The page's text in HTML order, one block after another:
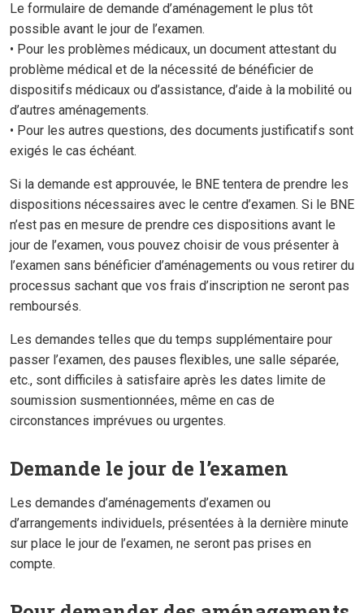
Le formulaire de demande d’aménagement le plus tôt
possible avant le jour de l’examen.
• Pour les problèmes médicaux, un document attestant du
problème médical et de la nécessité de bénéficier de
dispositifs médicaux ou d’assistance, d’aide à la mobilité ou
d’autres aménagements.
• Pour les autres questions, des documents justificatifs sont
exigés le cas échéant.
Si la demande est approuvée, le BNE tentera de prendre les
dispositions nécessaires avec le centre d’examen. Si le BNE
n’est pas en mesure de prendre ces dispositions avant le
jour de l’examen, vous pouvez choisir de vous présenter à
l’examen sans bénéficier d’aménagements ou vous retirer du
processus sachant que vos frais d’inscription ne seront pas
remboursés.
Les demandes telles que du temps supplémentaire pour
passer l’examen, des pauses flexibles, une salle séparée,
etc., sont difficiles à satisfaire après les dates limite de
soumission susmentionnées, même en cas de
circonstances imprévues ou urgentes.
Demande le jour de l’examen
Les demandes d’aménagements d’examen ou
d’arrangements individuels, présentées à la dernière minute
sur place le jour de l’examen, ne seront pas prises en
compte.